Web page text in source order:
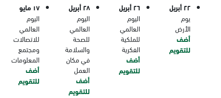
٢٢ أبريل
يوم
الأرض
أضف
للتقويم
٢٦ أبريل
اليوم
العالمي
للملكية
الفكرية
أضف
للتقويم
٢٨ أبريل
اليوم
العالمي
للصحة
والسلامة
في مكان
العمل
أضف
للتقويم
١٧ مايو
اليوم
العالمي
للاتصالات
ومجتمع
المعلومات
أضف
للتقويم